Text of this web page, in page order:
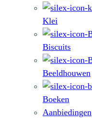
Klei
Biscuits
Beeldhouwen
Boeken
Aanbiedingen